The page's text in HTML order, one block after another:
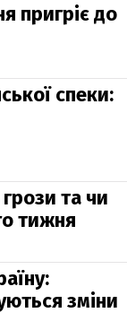
пригріє до
спеки:
та чи
тижня
зміни